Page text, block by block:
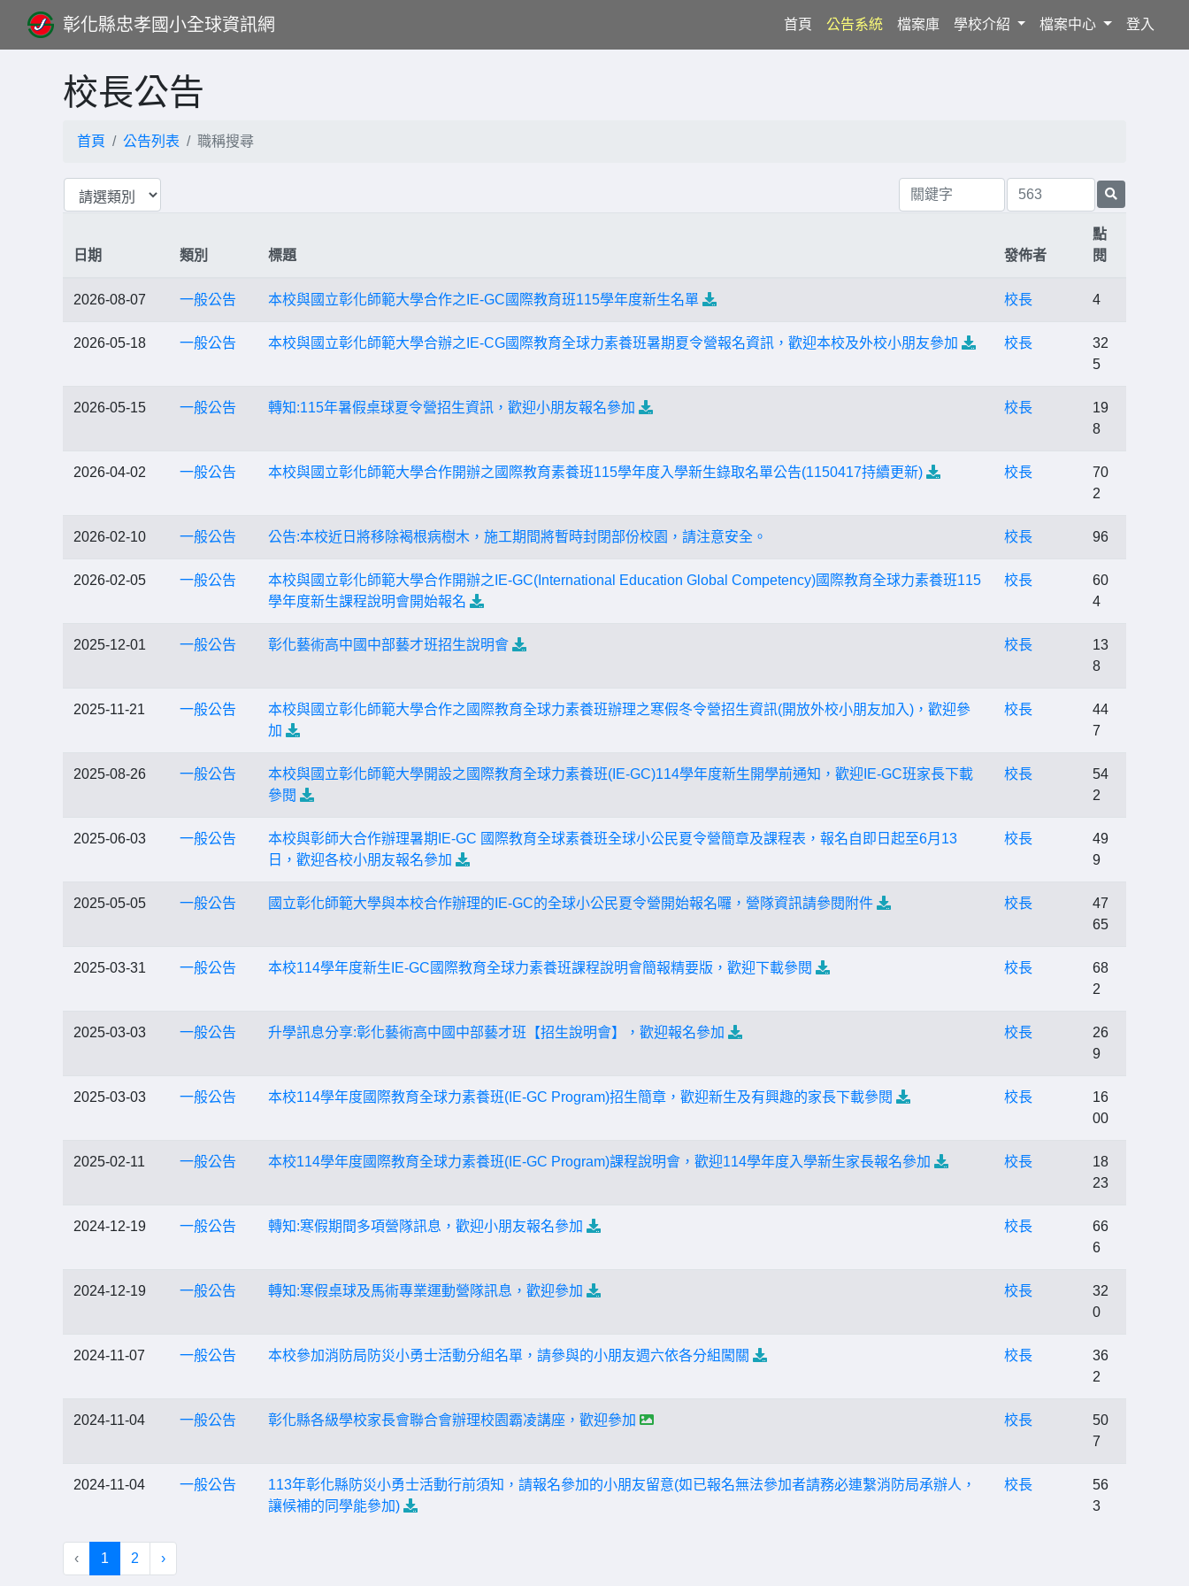
彰化縣忠孝國小全球資訊網 首頁(current)
公告系統 檔案庫 學校介紹 檔案中心 登入
校長公告
首頁 公告列表 職稱搜尋
日期 類別 標題 發佈者
點
閱
2026-08-07 一般公告 本校與國立彰化師範大學合作之IE-GC國際教育班115學年度新生名單 校長 4
2026-05-18 一般公告 本校與國立彰化師範大學合辦之IE-CG國際教育全球力素養班暑期夏令營報名資訊，歡迎本校及外校小朋友參加 校長
32
5
2026-05-15 一般公告 轉知:115年暑假桌球夏令營招生資訊，歡迎小朋友報名參加 校長
19
8
2026-04-02 一般公告 本校與國立彰化師範大學合作開辦之國際教育素養班115學年度入學新生錄取名單公告(1150417持續更新) 校長
70
2
2026-02-10 一般公告 公告:本校近日將移除褐根病樹木，施工期間將暫時封閉部份校園，請注意安全。 校長 96
2026-02-05 一般公告
本校與國立彰化師範大學合作開辦之IE-GC(International Education Global Competency)國際教育全球力素養班115
學年度新生課程說明會開始報名
校長
60
4
2025-12-01 一般公告 彰化藝術高中國中部藝才班招生說明會 校長
13
8
2025-11-21 一般公告
本校與國立彰化師範大學合作之國際教育全球力素養班辦理之寒假冬令營招生資訊(開放外校小朋友加入)，歡迎參
加
校長
44
7
2025-08-26 一般公告
本校與國立彰化師範大學開設之國際教育全球力素養班(IE-GC)114學年度新生開學前通知，歡迎IE-GC班家長下載
參閱
校長
54
2
2025-06-03 一般公告
本校與彰師大合作辦理暑期IE-GC 國際教育全球素養班全球小公民夏令營簡章及課程表，報名自即日起至6月13
日，歡迎各校小朋友報名參加
校長
49
9
2025-05-05 一般公告 國立彰化師範大學與本校合作辦理的IE-GC的全球小公民夏令營開始報名囉，營隊資訊請參閱附件 校長
47
65
2025-03-31 一般公告 本校114學年度新生IE-GC國際教育全球力素養班課程說明會簡報精要版，歡迎下載參閱 校長
68
2
2025-03-03 一般公告 升學訊息分享:彰化藝術高中國中部藝才班【招生說明會】，歡迎報名參加 校長
26
9
2025-03-03 一般公告 本校114學年度國際教育全球力素養班(IE-GC Program)招生簡章，歡迎新生及有興趣的家長下載參閱 校長
16
00
2025-02-11 一般公告 本校114學年度國際教育全球力素養班(IE-GC Program)課程說明會，歡迎114學年度入學新生家長報名參加 校長
18
23
2024-12-19 一般公告 轉知:寒假期間多項營隊訊息，歡迎小朋友報名參加 校長
66
6
2024-12-19 一般公告 轉知:寒假桌球及馬術專業運動營隊訊息，歡迎參加 校長
32
0
2024-11-07 一般公告 本校參加消防局防災小勇士活動分組名單，請參與的小朋友週六依各分組闖關 校長
36
2
2024-11-04 一般公告 彰化縣各級學校家長會聯合會辦理校園霸凌講座，歡迎參加 校長
50
7
2024-11-04 一般公告
113年彰化縣防災小勇士活動行前須知，請報名參加的小朋友留意(如已報名無法參加者請務必連繫消防局承辦人，
讓候補的同學能參加)
校長
56
3
‹ 1 2 ›